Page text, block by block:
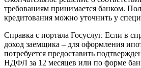
требованиям принимается банком.
кредитования можно уточнить у
Справка с портала Госуслуг. Если в
доход заемщика – для оформления
потребуется предоставить
НДФЛ за 12 месяцев или по форме